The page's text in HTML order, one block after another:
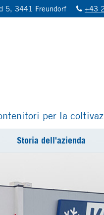
5, 3441 Freundorf +43
per la
Storia dell'azienda